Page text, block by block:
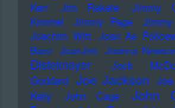
Kerr
Jim Rakete Jimmy
Kimmel
Jimmy Page
Joachim Witt Joan As
Baez JoanJett Joanna
Distelmayer
Jock
Goddard Joe Jackson
Kelly
John Cage John